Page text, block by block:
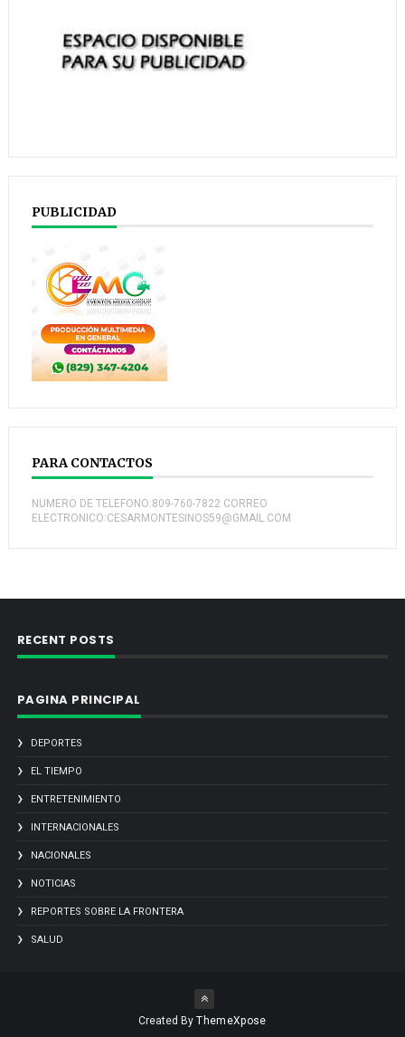
PUBLICIDAD
PARA CONTACTOS
NUMERO DE TELEFONO:809-760-7822 CORREO
ELECTRONICO:CESARMONTESINOS59@GMAIL.COM
RECENT POSTS
PAGINA PRINCIPAL
DEPORTES
EL TIEMPO
ENTRETENIMIENTO
INTERNACIONALES
NACIONALES
NOTICIAS
REPORTES SOBRE LA FRONTERA
SALUD
Created ByThemeXpose